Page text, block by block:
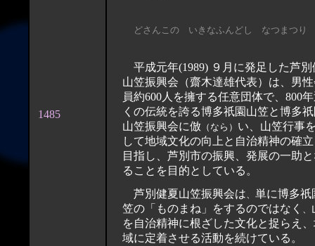
1485
どさんこの いきなふんどし なつまつり
平成元年(1989) ９月に発足した芦別健夏
山笠振興会（齋木達雄代表）は、男
員約600人を擁する任意団体で、800
くの伝統を誇る博多祇園山笠と博多
山笠振興会に倣 （なら） い、山笠行事
して地域文化の向上と自治精神の確
目指し、芦別市の振興、発展の一助
ることを目的としている。
芦別健夏山笠振興会は、 単に博多祇
笠の「ものまね」をするのではなく 、
を自治精神に根ざした文化と捉らえ
域に定着させる活動を続けている。